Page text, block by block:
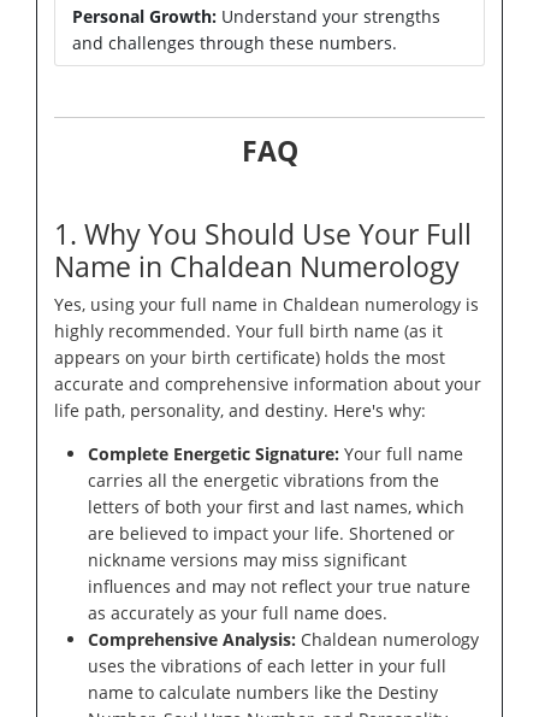
Personal Growth: Understand your strengths
and challenges through these numbers.
FAQ
1. Why You Should Use Your Full
Name in Chaldean Numerology
Yes, using your full name in Chaldean numerology is
highly recommended. Your full birth name (as it
appears on your birth certificate) holds the most
accurate and comprehensive information about your
life path, personality, and destiny. Here's why:
Complete Energetic Signature: Your full name
carries all the energetic vibrations from the
letters of both your first and last names, which
are believed to impact your life. Shortened or
nickname versions may miss significant
influences and may not reflect your true nature
as accurately as your full name does.
Comprehensive Analysis: Chaldean numerology
uses the vibrations of each letter in your full
name to calculate numbers like the Destiny